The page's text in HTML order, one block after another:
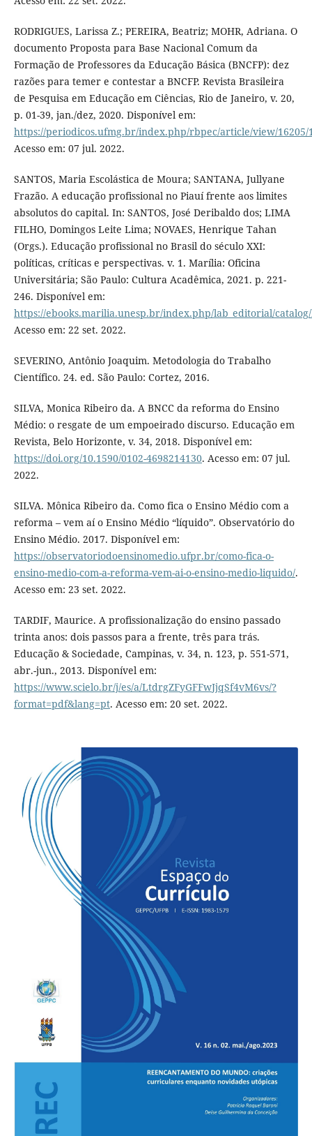
RODRIGUES, Larissa Z.; PEREIRA, Beatriz; MOHR, Adriana. O
documento Proposta para Base Nacional Comum da
Formação de Professores da Educação Básica (BNCFP): dez
razões para temer e contestar a BNCFP. Revista Brasileira
de Pesquisa em Educação em Ciências, Rio de Janeiro, v. 20,
p. 01-39, jan./dez, 2020. Disponível em:
https://periodicos.ufmg.br/index.php/rbpec/article/view/16205/
Acesso em: 07 jul. 2022.
SANTOS, Maria Escolástica de Moura; SANTANA, Jullyane
Frazão. A educação profissional no Piauí frente aos limites
absolutos do capital. In: SANTOS, José Deribaldo dos; LIMA
FILHO, Domingos Leite Lima; NOVAES, Henrique Tahan
(Orgs.). Educação profissional no Brasil do século XXI:
políticas, críticas e perspectivas. v. 1. Marília: Oficina
Universitária; São Paulo: Cultura Acadêmica, 2021. p. 221-
246. Disponível em:
https://ebooks.marilia.unesp.br/index.php/lab_editorial/
Acesso em: 22 set. 2022.
SEVERINO, Antônio Joaquim. Metodologia do Trabalho
Científico. 24. ed. São Paulo: Cortez, 2016.
SILVA, Monica Ribeiro da. A BNCC da reforma do Ensino
Médio: o resgate de um empoeirado discurso. Educação em
Revista, Belo Horizonte, v. 34, 2018. Disponível em:
https://doi.org/10.1590/0102-4698214130. Acesso em: 07 jul.
2022.
SILVA. Mônica Ribeiro da. Como fica o Ensino Médio com a
reforma – vem aí o Ensino Médio “líquido”. Observatório do
Ensino Médio. 2017. Disponível em:
https://observatoriodoensinomedio.ufpr.br/como-fica-o-
ensino-medio-com-a-reforma-vem-ai-o-ensino-medio-liquido/.
Acesso em: 23 set. 2022.
TARDIF, Maurice. A profissionalização do ensino passado
trinta anos: dois passos para a frente, três para trás.
Educação & Sociedade, Campinas, v. 34, n. 123, p. 551-571,
abr.-jun., 2013. Disponível em:
https://www.scielo.br/j/es/a/LtdrgZFyGFFwJjqSf4vM6vs/?
format=pdf&lang=pt. Acesso em: 20 set. 2022.